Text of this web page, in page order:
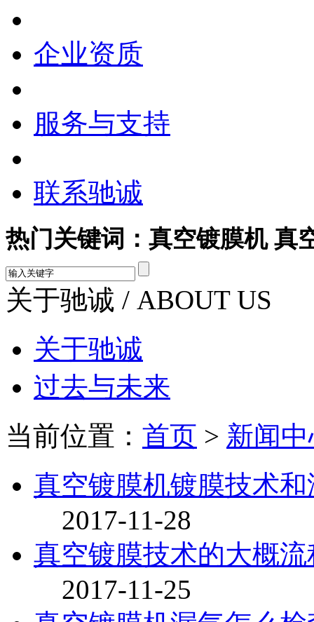
企业资质
服务与支持
联系驰诚
热门关键词：真空镀膜机 真
关于驰诚 / ABOUT US
关于驰诚
过去与未来
当前位置： 首页 > 新闻
真空镀膜机镀膜技术
2017-11-28
真空镀膜技术的大概流
2017-11-25